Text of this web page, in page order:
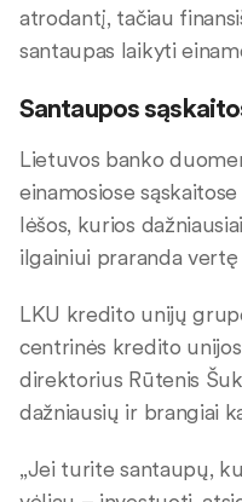
atrodantį, tačiau
santaupas laikyti
Santaupos
Lietuvos banko
einamosiose
lėšos, kurios
ilgainiui praranda
LKU kredito unijų
centrinės kredito
direktorius Rūtenis
dažniausių ir brangiai
„Jei turite santaupų,